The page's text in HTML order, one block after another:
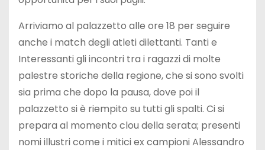
Arriviamo al palazzetto alle ore 18 per seguire
anche i match degli atleti dilettanti. Tanti e
Interessanti gli incontri tra i ragazzi di molte
palestre storiche della regione, che si sono svolti
sia prima che dopo la pausa, dove poi il
palazzetto si è riempito su tutti gli spalti. Ci si
prepara al momento clou della serata; presenti
nomi illustri come i mitici ex campioni Alessandro